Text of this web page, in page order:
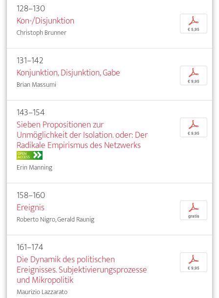
128–130
Kon-/Disjunktion
Christoph Brunner
p
€ 5,95
131–142
Konjunktion, Disjunktion, Gabe
Brian Massumi
p
€ 9,95
143–154
Sieben Propositionen zur
Unmöglichkeit der Isolation. oder: Der
Radikale Empirismus des Netzwerks
OPEN
ACCESS
Erin Manning
p
€ 9,95
158–160
Ereignis
Roberto Nigro, Gerald Raunig
p
gratis
161–174
Die Dynamik des politischen
Ereignisses. Subjektivierungsprozesse
und Mikropolitik
Maurizio Lazzarato
p
€ 9,95